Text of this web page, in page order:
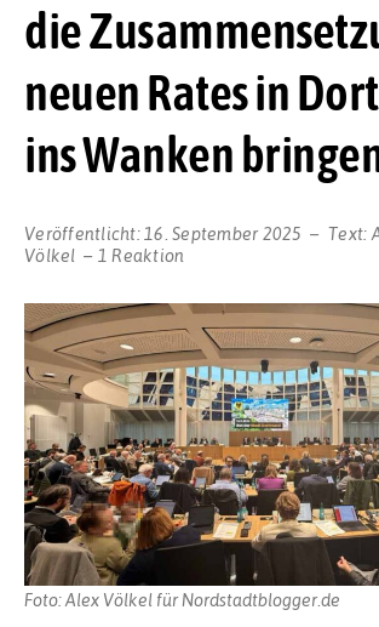
die
neuen Rates in
ins Wanken
Veröffentlicht: 16. September 2025 Text:
Völkel
1 Reaktion
Foto: Alex Völkel für Nordstadtblogger.de